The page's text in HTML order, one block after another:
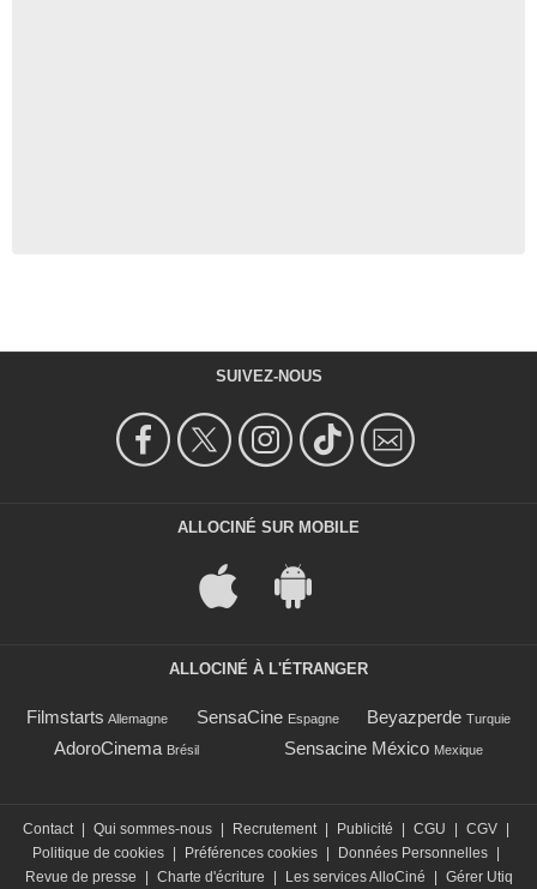
SUIVEZ-NOUS
ALLOCINÉ SUR MOBILE
ALLOCINÉ À L'ÉTRANGER
Filmstarts Allemagne SensaCine Espagne Beyazperde Turquie
AdoroCinema Brésil Sensacine México Mexique
Contact Qui sommes-nous Recrutement Publicité CGU CGV
Politique de cookies
Préférences cookies Données Personnelles
Revue de presse
Charte d'écriture Les services AlloCiné Gérer Utiq